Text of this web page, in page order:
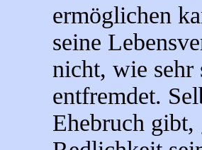
ermöglichen
seine
nicht, wie sehr
entfremdet.
Ehebruch gibt,